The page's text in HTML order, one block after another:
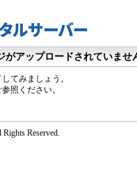
がアップロードされていませ
てみましょう。
照ください。
Reserved.